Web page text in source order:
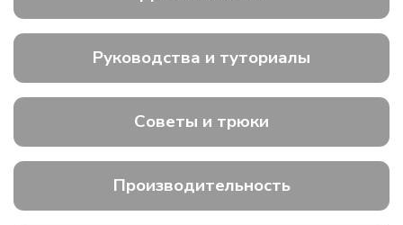
Руководства и туториалы
Советы и трюки
Производительность